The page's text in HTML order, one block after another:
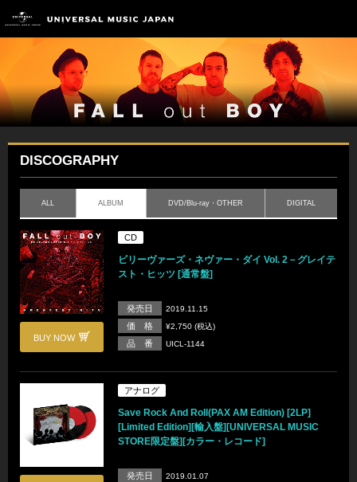
DISCOGRAPHY
ALL ALBUM DVD/Blu-ray・OTHER DIGITAL
BUY NOW
CD
ビリーヴァーズ・ネヴァー・ダイ Vol. 2－グレイテ
スト・ヒッツ [通常盤]
発売日 2019.11.15
価 格 ¥2,750 (税込)
品 番 UICL-1144
アナログ
Save Rock And Roll(PAX AM Edition) [2LP]
[Limited Edition][輸入盤][UNIVERSAL MUSIC
STORE限定盤][カラー・レコード]
発売日 2019.01.07